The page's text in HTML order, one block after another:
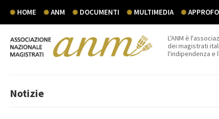
HOME ANM DOCUMENTI MULTIMEDIA
L'ANM è
dei magistrati
l'indipendenza e
Notizie